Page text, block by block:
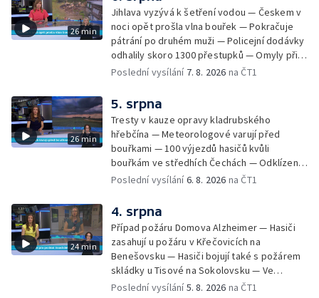
26 min
Jihlava vyzývá k šetření vodou — Českem v
noci opět prošla vlna bouřek — Pokračuje
pátrání po druhém muži — Policejní dodávky
odhalily skoro 1300 přestupků — Omyly při
nouzovém volání o pomoc — Hradec Králové
rekord v hromadném seskoku parašutistů —
Chovné rybníky na Českolipsku pustoší
vydry — Instalace nové sochy v Mariánských
Lázních — Sedmiletý trest za dotační
podvod s projektem Technologického parku
v Písku — Dětský tábor na Brutal Assault —
Turistická trasa Svatojánské proudy zůstává
— Cestování za pozorováním noční oblohy
Poslední vysílání 7. 8. 2026 na ČT1
26 min
5. srpna
Tresty v kauze opravy kladrubského
hřebčína — Meteorologové varují před
bouřkami — 100 výjezdů hasičů kvůli
bouřkám ve středhích Čechách — Odklízení
škod po bouřkách — Hasiči likvidovali
Václavském náměstí — Necelý kilometr řeky
Otavy u šumavského Annína je téměř bez
vody — Pátrání po dvou mužích na jezeře
Most — Tábor pro děti odsouzených — Tábor
pomáhá dětem orientovat se na trhu práce
— Začal festival Brutal Assault — Cyklysta
spadl v Karlvoych Varech do řeky —
Poslední vysílání6. 8. 2026 na ČT1
24 min
4. srpna
Případ požáru Domova Alzheimer — Hasiči
zasahují u požáru v Křečovicích na
Benešovsku — Hasiči bojují také s požárem
skládky u Tisové na Sokolovsku — Ve
Strážnici na Hodonínsku padl další teplotní
Poslední vysílání5. 8. 2026 na ČT1